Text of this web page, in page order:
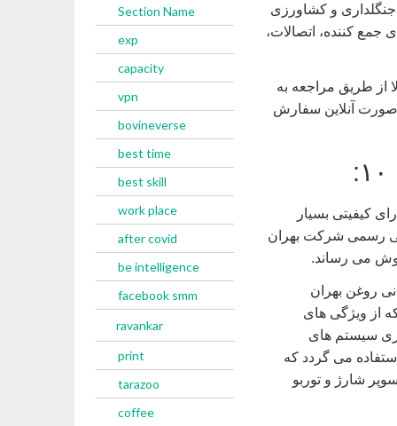
Section Name
exp
capacity
vpn
bovineverse
best time
best skill
work place
after covid
be intelligence
facebook smm
ravankar
print
tarazoo
coffee
جنگلداری و کشاورزی
کننده، اتصالات،
از طریق مراجعه به
صورت آنلاین سفارش
کیفیتی بسیار
رسمی شرکت بهران
می رساند.
روغن بهران
از ویژگی های
سیستم های
می گردد که
شارژ و توربو